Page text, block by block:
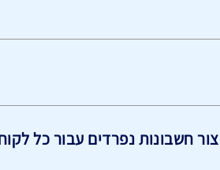
חשבונות נפרדים עבור כל